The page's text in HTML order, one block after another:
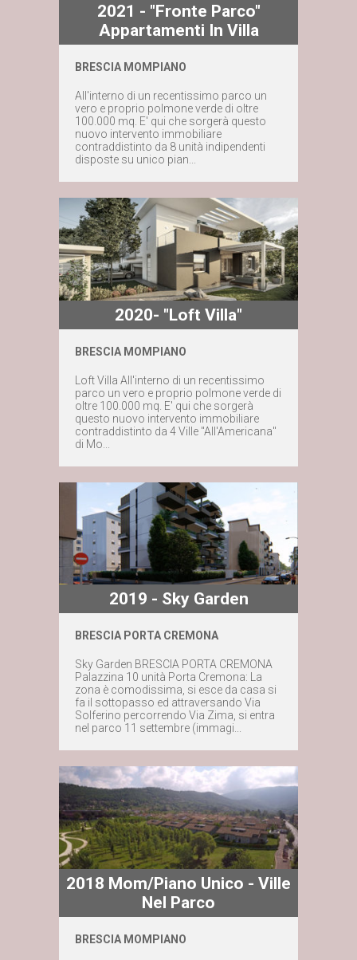
Maggiori dettagli
Contattaci subito
2021 - "Fronte Parco"
Appartamenti In Villa
BRESCIA MOMPIANO
All'interno di un recentissimo parco un
vero e proprio polmone verde di oltre
100.000 mq. E' qui che sorgerà questo
nuovo intervento immobiliare
contraddistinto da 8 unità indipendenti
disposte su unico pian...
Maggiori dettagli
Contattaci subito
2020- "Loft Villa"
BRESCIA MOMPIANO
Loft Villa All'interno di un recentissimo
parco un vero e proprio polmone verde di
oltre 100.000 mq. E' qui che sorgerà
questo nuovo intervento immobiliare
contraddistinto da 4 Ville "All'Americana"
di Mo...
Maggiori dettagli
Contattaci subito
2019 - Sky Garden
BRESCIA PORTA CREMONA
Sky Garden BRESCIA PORTA CREMONA
Palazzina 10 unità Porta Cremona: La
zona è comodissima, si esce da casa si
fa il sottopasso ed attraversando Via
Solferino percorrendo Via Zima, si entra
nel parco 11 settembre (immagi...
Maggiori dettagli
2018 Mom/Piano Unico - Ville
Nel Parco
BRESCIA MOMPIANO